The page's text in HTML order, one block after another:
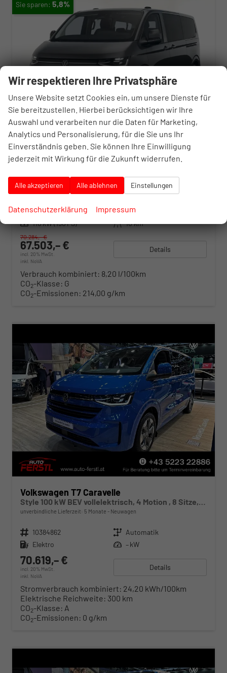
5,8%
Volkswagen T7 Caravelle
unverbindliche Lieferzeit:7 Tage Neuwagen
Kraftstoff Diesel Außenfarbe Graphite Dust Metallic
Leistung 110 kW (150 PS) Kilometerstand 10 km
67.503,– €
incl. 20% MwSt.
inkl. NoVA
70.284,– €
Details
Verbrauch kombiniert: 8,20 l/100km
CO2-Klasse: G
CO2-Emissionen: 214,00 g/km
Volkswagen T7 Caravelle
Style 100 kW BEV vollelektrisch, 4 Motion , 8 Sitze, Navigationssystem Discover Media, Klimaautomatik 3 Zonen, dunkel eingefärbte Scheiben, Fahrerassistenzpaket Plus,
unverbindliche Lieferzeit: 5 Monate Neuwagen
Fahrzeugnr. 10384862 Getriebe Automatik
Kraftstoff Elektro Leistung – kW
70.619,– €
incl. 20% MwSt.
inkl. NoVA
Details
Stromverbrauch kombiniert: 24,20 kWh/100km
Elektrische Reichweite: 300 km
CO2-Klasse: A
CO2-Emissionen: 0 g/km
Wir respektieren Ihre Privatsphäre
Unsere Website setzt Cookies ein, um unsere Dienste für
Sie bereitzustellen. Hierbei berücksichtigen wir Ihre
Auswahl und verarbeiten nur die Daten für Marketing,
Analytics und Personalisierung, für die Sie uns Ihr
Einverständnis geben. Sie können Ihre Einwilligung
jederzeit mit Wirkung für die Zukunft widerrufen.
Alle akzeptieren Alle ablehnen Einstellungen
Datenschutzerklärung Impressum